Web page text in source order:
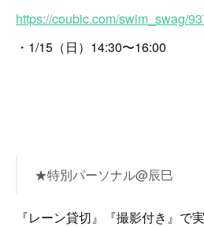
https://coubic.com/swim_swag/
・1/15（日）14:30〜16:00
★特別パーソナル@辰巳
『レーン貸切』『撮影付き』で